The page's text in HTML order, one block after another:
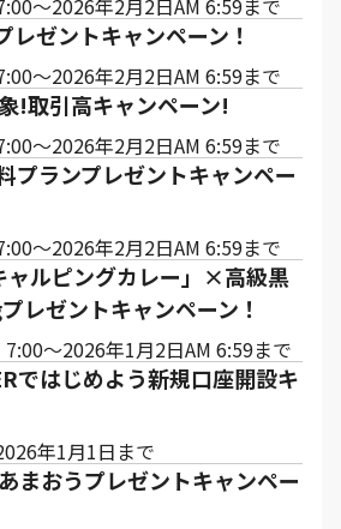
～2026年2月2日AM 6:59まで
レゼントキャンペーン！
～2026年2月2日AM 6:59まで
!取引高キャンペーン!
～2026年2月2日AM 6:59まで
ランプレゼントキャンペー
～2026年2月2日AM 6:59まで
ャルピングカレー」×高級黒
レゼントキャンペーン！
～2026年1月2日AM 6:59まで
ではじめよう新規口座開設キ
年1月1日まで
まおうプレゼントキャンペー